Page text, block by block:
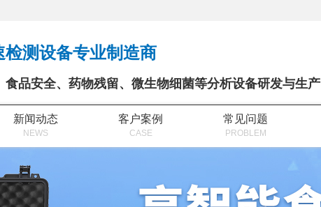
检测设备专业制造商
食品安全、药物残留、微生物细菌等分析设备研发与生产
新闻动态
NEWS
客户案例
CASE
常见问题
PROBLEM